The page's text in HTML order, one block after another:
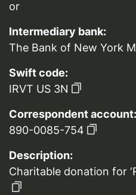
or
Intermediary bank:
The Bank of New York
Swift code:
IRVT US 3N
Correspondent account:
890-0085-754
Description:
Charitable donation for